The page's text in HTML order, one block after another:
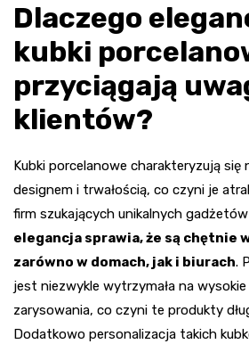
Dlaczego
kubki
przyciągają
klientów?
Kubki porcelanowe charakteryzują się
designem i trwałością, co czyni je
firm szukających unikalnych
elegancja sprawia, że są chętnie
zarówno w domach, jak i biurach.
jest niezwykle wytrzymała na
zarysowania, co czyni te produkty
Dodatkowo personalizacja takich